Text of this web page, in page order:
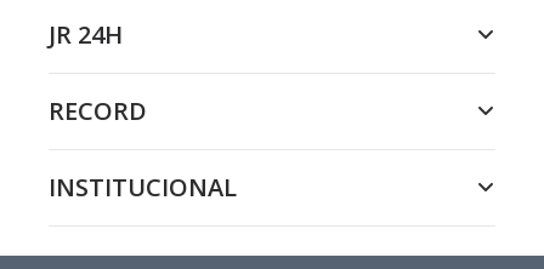
JR 24H
RECORD
INSTITUCIONAL